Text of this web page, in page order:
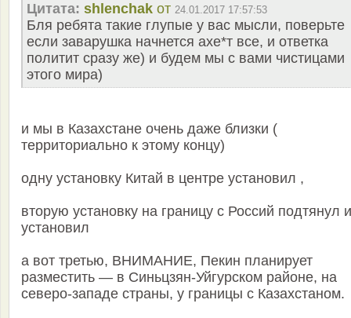
Цитата: shlenchak от 24.01.2017 17:57:53
Бля ребята такие глупые у вас мысли, поверьте
если заварушка начнется ахе*т все, и ответка
политит сразу же) и будем мы с вами чистицами
этого мира)
и мы в Казахстане очень даже близки (
территориально к этому концу)
одну установку Китай в центре установил ,
вторую установку на границу с Россий подтянул и
установил
а вот третью, ВНИМАНИЕ, Пекин планирует
разместить — в Синьцзян-Уйгурском районе, на
северо-западе страны, у границы с Казахстаном.